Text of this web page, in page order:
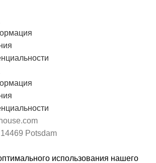
Potsdam
использования нашего